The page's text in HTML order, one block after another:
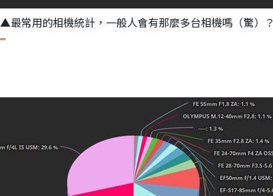
▲最常用的相機統計，一般人會有那麼多台相機嗎（驚）？